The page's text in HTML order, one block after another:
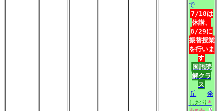
で
7/18は
休講、
8/29に
振替授業
を行いま
す
国語読
解クラ
ス
丘
発
しおり *